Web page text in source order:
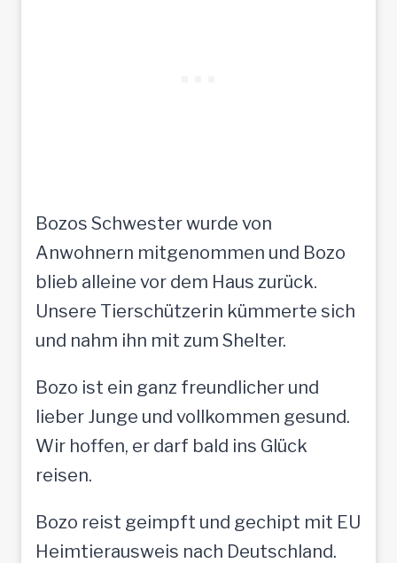
Bozos Schwester wurde von
Anwohnern mitgenommen und Bozo
blieb alleine vor dem Haus zurück.
Unsere Tierschützerin kümmerte sich
und nahm ihn mit zum Shelter.
Bozo ist ein ganz freundlicher und
lieber Junge und vollkommen gesund.
Wir hoffen, er darf bald ins Glück
reisen.
Bozo reist geimpft und gechipt mit EU
Heimtierausweis nach Deutschland.